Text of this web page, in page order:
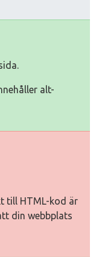
alt-
till HTML-kod är
din webbplats